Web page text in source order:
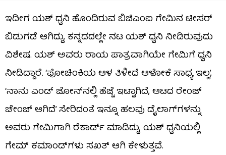
ಇದೀಗ ಯಶ್ ಧ್ವನಿ ಹೊಂದಿರುವ ಬಿಜಿಎಂಐ ಗೇಮಿನ ಟೀಸರ್
ಬಿಡುಗಡೆ ಆಗಿದ್ದು, ಕನ್ನಡದಲ್ಲೇ ನಟ ಯಶ್ ಧ್ವನಿ ನೀಡಿರುವುದು
ವಿಶೇಷ. ಯಶ್ ಅವರು ರಾಯ ಪಾತ್ರವಾಗಿಯೇ ಗೇಮಿಗೆ ಧ್ವನಿ
ನೀಡಿದ್ದಾರೆ. ‘ಪೋಚಿಂಕಿಯ ಆಳ ತಿಳೀದೆ ಆಳೋಕೆ ಸಾಧ್ಯ ಇಲ್ಲ’,
‘ನಾನು ಎಂಡ್ ಜೋನ್​​ನಲ್ಲಿ ಹೆಜ್ಜೆ ಇಟ್ಟಾಗಿದೆ, ಆಟದ ರೇಂಜ್
ಚೇಂಜ್ ಆಗಿದೆ’ ಸೇರಿದಂತೆ ಇನ್ನೂ ಹಲವು ಡೈಲಾಗ್​​ಗಳನ್ನು
ಅವರು ಗೇಮಿಗಾಗಿ ರೆಕಾರ್ಡ್ ಮಾಡಿದ್ದು, ಯಶ್ ಧ್ವನಿಯಲ್ಲಿ
ಗೇಮ್ ಕಮಾಂಡ್​​ಗಳು ಸಖತ್ ಆಗಿ ಕೇಳುತ್ತವೆ.